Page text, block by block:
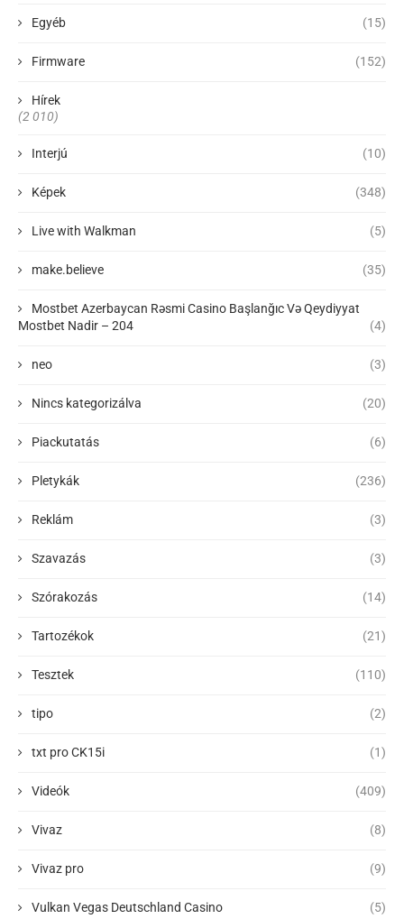
Egyéb (15)
Firmware (152)
Hírek
(2 010)
Interjú (10)
Képek (348)
Live with Walkman (5)
make.believe (35)
Mostbet Azerbaycan Rəsmi Casino Başlanğıc Və Qeydiyyat
Mostbet Nadir – 204
(4)
neo (3)
Nincs kategorizálva (20)
Piackutatás (6)
Pletykák (236)
Reklám (3)
Szavazás (3)
Szórakozás (14)
Tartozékok (21)
Tesztek (110)
tipo (2)
txt pro CK15i (1)
Videók (409)
Vivaz (8)
Vivaz pro (9)
Vulkan Vegas Deutschland Casino (5)